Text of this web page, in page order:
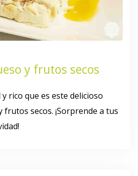
y frutos secos
rico que es este delicioso
secos. ¡Sorprende a tus